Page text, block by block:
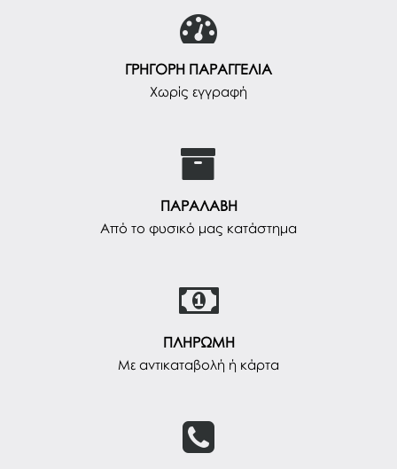
ΓΡΗΓΟΡΗ ΠΑΡΑΓΓΕΛΙΑ
Χωρίς εγγραφή
ΠΑΡΑΛΑΒΗ
Από το φυσικό μας κατάστημα
ΠΛΗΡΩΜΗ
Με αντικαταβολή ή κάρτα